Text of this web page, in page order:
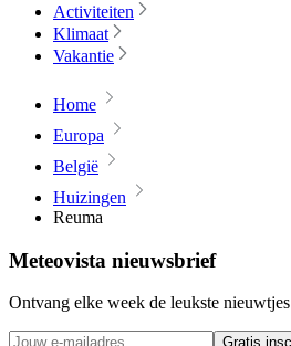
Activiteiten
Klimaat
Vakantie
Home
Europa
België
Huizingen
Reuma
Meteovista nieuwsbrief
Ontvang elke week de leukste
Gratis